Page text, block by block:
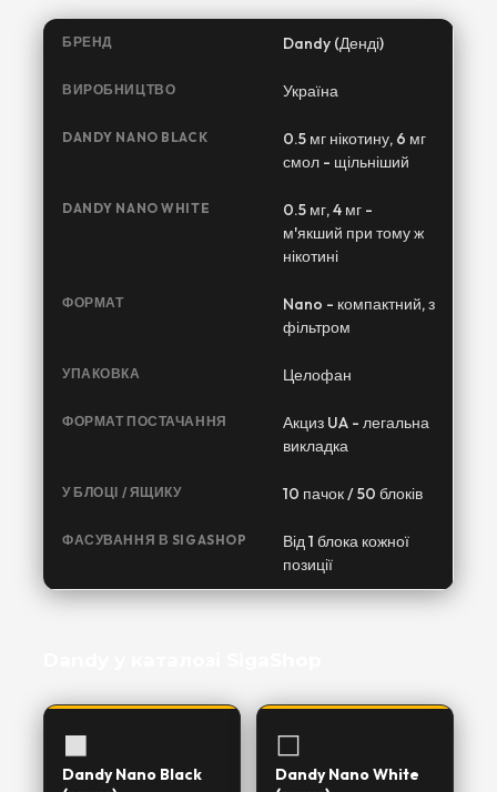
БРЕНД Dandy (Денді)
ВИРОБНИЦТВО Україна
DANDY NANO BLACK
0.5 мг нікотину, 6 мг
смол - щільніший
DANDY NANO WHITE
0.5 мг, 4 мг -
м'якший при тому ж
нікотині
ФОРМАТ
Nano - компактний, з
фільтром
УПАКОВКА Целофан
ФОРМАТ ПОСТАЧАННЯ
Акциз UA - легальна
викладка
У БЛОЦІ / ЯЩИКУ 10 пачок / 50 блоків
ФАСУВАННЯ В SIGASHOP
Від 1 блока кожної
позиції
⬛
Dandy Nano Black
⬜
Dandy Nano White